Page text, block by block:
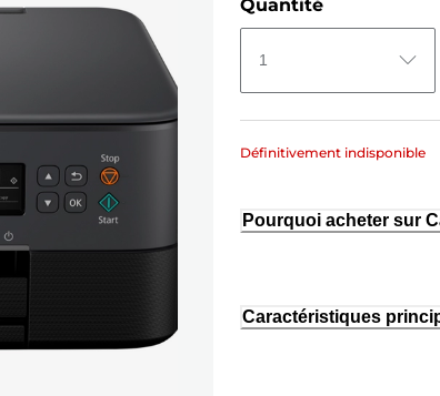
Quantité
1
Définitivement indisponible
Pourquoi acheter sur
Caractéristiques